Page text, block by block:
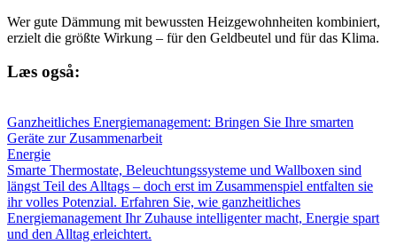
Wer gute Dämmung mit bewussten Heizgewohnheiten kombiniert,
erzielt die größte Wirkung – für den Geldbeutel und für das Klima.
Læs også:
Ganzheitliches Energiemanagement: Bringen Sie Ihre smarten
Geräte zur Zusammenarbeit
Energie
Smarte Thermostate, Beleuchtungssysteme und Wallboxen sind
längst Teil des Alltags – doch erst im Zusammenspiel entfalten sie
ihr volles Potenzial. Erfahren Sie, wie ganzheitliches
Energiemanagement Ihr Zuhause intelligenter macht, Energie spart
und den Alltag erleichtert.